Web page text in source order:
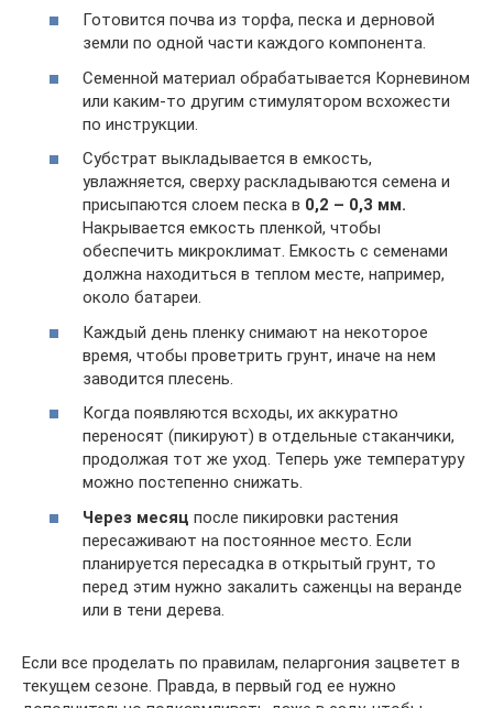
Готовится почва из торфа, песка и дерновой
земли по одной части каждого компонента.
Семенной материал обрабатывается Корневином
или каким-то другим стимулятором всхожести
по инструкции.
Субстрат выкладывается в емкость,
увлажняется, сверху раскладываются семена и
присыпаются слоем песка в 0,2 – 0,3 мм.
Накрывается емкость пленкой, чтобы
обеспечить микроклимат. Емкость с семенами
должна находиться в теплом месте, например,
около батареи.
Каждый день пленку снимают на некоторое
время, чтобы проветрить грунт, иначе на нем
заводится плесень.
Когда появляются всходы, их аккуратно
переносят (пикируют) в отдельные стаканчики,
продолжая тот же уход. Теперь уже температуру
можно постепенно снижать.
Через месяц после пикировки растения
пересаживают на постоянное место. Если
планируется пересадка в открытый грунт, то
перед этим нужно закалить саженцы на веранде
или в тени дерева.
Если все проделать по правилам, пеларгония зацветет в
текущем сезоне. Правда, в первый год ее нужно